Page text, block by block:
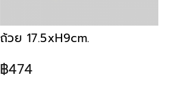
ถ้วย 17.5xH9cm.
฿474